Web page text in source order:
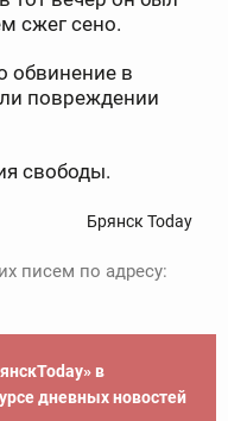
сжег сено.
обвинение в
повреждении
свободы.
Брянск Today
писем по адресу:
в
дневных новостей